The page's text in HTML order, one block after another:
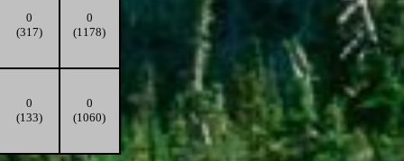
0
(317)
0
(1178)
0
(133)
0
(1060)